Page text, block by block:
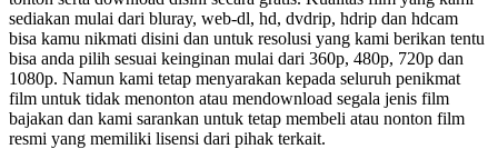
sediakan mulai dari bluray, web-dl, hd, dvdrip, hdrip dan hdcam
bisa kamu nikmati disini dan untuk resolusi yang kami berikan tentu
bisa anda pilih sesuai keinginan mulai dari 360p, 480p, 720p dan
1080p. Namun kami tetap menyarakan kepada seluruh penikmat
film untuk tidak menonton atau mendownload segala jenis film
bajakan dan kami sarankan untuk tetap membeli atau nonton film
resmi yang memiliki lisensi dari pihak terkait.